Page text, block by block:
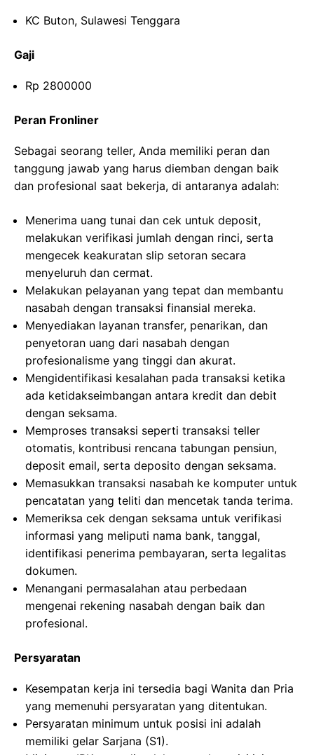
KC Buton, Sulawesi Tenggara
Gaji
Rp 2800000
Peran Fronliner
Sebagai seorang teller, Anda memiliki peran dan
tanggung jawab yang harus diemban dengan baik
dan profesional saat bekerja, di antaranya adalah:
Menerima uang tunai dan cek untuk deposit,
melakukan verifikasi jumlah dengan rinci, serta
mengecek keakuratan slip setoran secara
menyeluruh dan cermat.
Melakukan pelayanan yang tepat dan membantu
nasabah dengan transaksi finansial mereka.
Menyediakan layanan transfer, penarikan, dan
penyetoran uang dari nasabah dengan
profesionalisme yang tinggi dan akurat.
Mengidentifikasi kesalahan pada transaksi ketika
ada ketidakseimbangan antara kredit dan debit
dengan seksama.
Memproses transaksi seperti transaksi teller
otomatis, kontribusi rencana tabungan pensiun,
deposit email, serta deposito dengan seksama.
Memasukkan transaksi nasabah ke komputer untuk
pencatatan yang teliti dan mencetak tanda terima.
Memeriksa cek dengan seksama untuk verifikasi
informasi yang meliputi nama bank, tanggal,
identifikasi penerima pembayaran, serta legalitas
dokumen.
Menangani permasalahan atau perbedaan
mengenai rekening nasabah dengan baik dan
profesional.
Persyaratan
Kesempatan kerja ini tersedia bagi Wanita dan Pria
yang memenuhi persyaratan yang ditentukan.
Persyaratan minimum untuk posisi ini adalah
memiliki gelar Sarjana (S1).